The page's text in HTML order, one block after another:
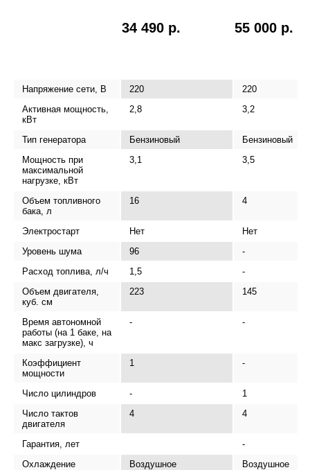
34 490 р. 55 000 р.
Напряжение сети, В 220
220
Активная мощность,
кВт
2,8 3,2
Тип генератора Бензиновый
Бензиновый
Мощность при
максимальной
нагрузке, кВт
3,1 3,5
Объем топливного
бака, л
16 4
Электростарт Нет
Нет
Уровень шума
96
-
Расход топлива, л/ч
1,5
-
Объем двигателя,
куб. см
223 145
Время автономной
работы (на 1 баке, на
макс загрузке), ч
- -
Коэффициент
мощности
1 -
Число цилиндров -
1
Число тактов
двигателя
4 4
Гарантия, лет
-
Охлаждение
Воздушное
Воздушное